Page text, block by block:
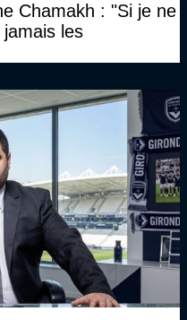
Chamakh : "Si je ne
les